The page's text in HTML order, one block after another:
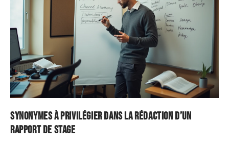
Synonymes à privilégier dans la rédaction d’un
rapport de stage